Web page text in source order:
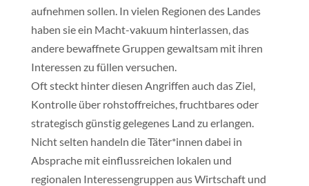
aufnehmen sollen. In vielen Regionen des Landes
haben sie ein Macht-vakuum hinterlassen, das
andere bewaffnete Gruppen gewaltsam mit ihren
Interessen zu füllen versuchen.
Oft steckt hinter diesen Angriffen auch das Ziel,
Kontrolle über rohstoffreiches, fruchtbares oder
strategisch günstig gelegenes Land zu erlangen.
Nicht selten handeln die Täter*innen dabei in
Absprache mit einflussreichen lokalen und
regionalen Interessengruppen aus Wirtschaft und